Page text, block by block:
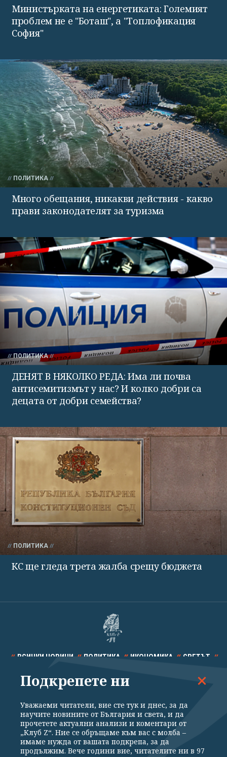
Министърката на енергетиката: Големият
проблем не е "Боташ", а "Топлофикация
София"
ПОЛИТИКА
Много обещания, никакви действия - какво
прави законодателят за туризма
ПОЛИТИКА
ДЕНЯТ В НЯКОЛКО РЕДА: Има ли почва
антисемитизмът у нас? И колко добри са
децата от добри семейства?
ПОЛИТИКА
КС ще гледа трета жалба срещу бюджета
ВСИЧКИ НОВИНИ ПОЛИТИКА ИКОНОМИКА СВЕТЪТ
СПОРТ КУЛТУРА ТЕХНОЛОГИИ КАЛЕЙДОСКОП
Подкрепете ни
Уважаеми читатели, вие сте тук и днес, за да
научите новините от България и света, и да
прочетете актуални анализи и коментари от
„Клуб Z“. Ние се обръщаме към вас с молба –
имаме нужда от вашата подкрепа, за да
продължим. Вече години вие, читателите ни в 97